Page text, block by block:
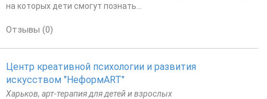
на которых дети смогут познать...
Отзывы (0)
Центр креативной психологии и развития
искусством "НеформART"
Харьков, арт-терапия для детей и взрослых